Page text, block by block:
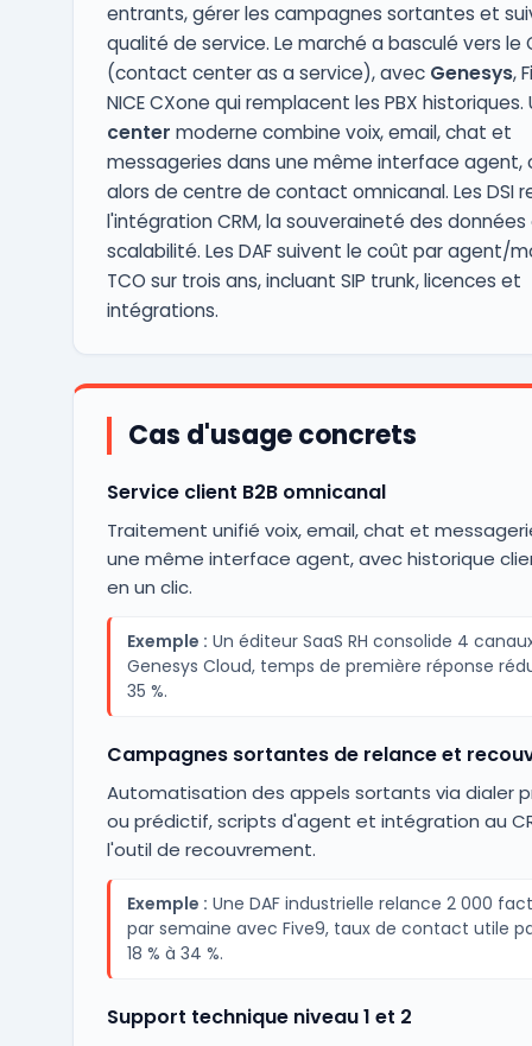
entrants, gérer les campagnes sortantes et
qualité de service. Le marché a basculé vers le
(contact center as a service), avec Genesys,
NICE CXone qui remplacent les PBX historiques.
center moderne combine voix, email, chat et
messageries dans une même interface agent,
alors de centre de contact omnicanal. Les DSI
l'intégration CRM, la souveraineté des
scalabilité. Les DAF suivent le coût par agent/
TCO sur trois ans, incluant SIP trunk, licences et
intégrations.
Cas d'usage concrets
Service client B2B omnicanal
Traitement unifié voix, email, chat et
une même interface agent, avec historique
en un clic.
Exemple : Un éditeur SaaS RH consolide 4
Genesys Cloud, temps de première réponse
35 %.
Campagnes sortantes de relance et
Automatisation des appels sortants via dialer
ou prédictif, scripts d'agent et intégration au
l'outil de recouvrement.
Exemple : Une DAF industrielle relance 2 000
par semaine avec Five9, taux de contact utile
18 % à 34 %.
Support technique niveau 1 et 2